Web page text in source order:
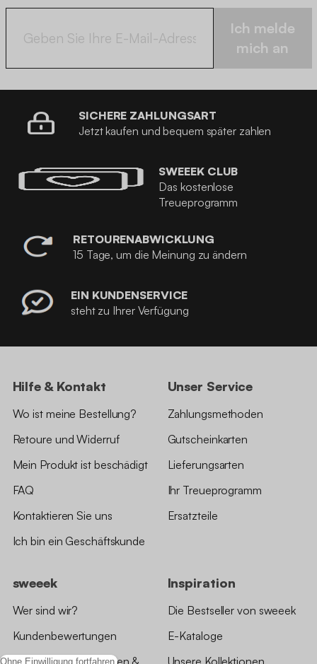
Ohne Einwilligung fortfahren
Ich melde
mich an
SICHERE ZAHLUNGSART
Jetzt kaufen und bequem später zahlen
SWEEEK CLUB
Das kostenlose
Treueprogramm
RETOURENABWICKLUNG
15 Tage, um die Meinung zu ändern
EIN KUNDENSERVICE
steht zu Ihrer Verfügung
Hilfe & Kontakt
Wo ist meine Bestellung?
Retoure und Widerruf
Mein Produkt ist beschädigt
FAQ
Kontaktieren Sie uns
Ich bin ein Geschäftskunde
Unser Service
Zahlungsmethoden
Gutscheinkarten
Lieferungsarten
Ihr Treueprogramm
Ersatzteile
sweeek
Wer sind wir?
Kundenbewertungen
Inspiration
Die Bestseller von sweeek
E-Kataloge